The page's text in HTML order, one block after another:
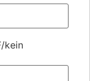
kein